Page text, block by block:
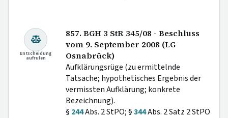
Entscheidung
aufrufen
857. BGH 3 StR 345/08 - Beschluss
vom 9. September 2008 (LG
Osnabrück)
Aufklärungsrüge (zu ermittelnde
Tatsache; hypothetisches Ergebnis der
vermissten Aufklärung; konkrete
Bezeichnung).
§ 244Abs. 2 StPO; §344Abs. 2 Satz 2 StPO